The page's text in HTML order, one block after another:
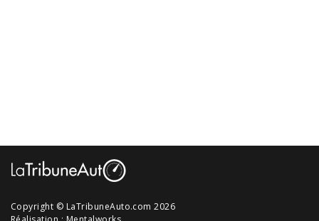
Copyright © LaTribuneAuto.com 2026